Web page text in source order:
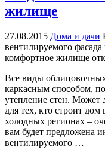
жилище
27.08.2015 Дома и дачи
вентилируемого
комфортное жилище
Все виды
каркасным способом,
утепление стен. Может
для тех, кто строит
холодных регионах –
вам будет предложена
вентилируемого …